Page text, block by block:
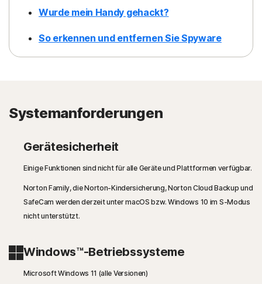
Wurde mein Handy gehackt?
So erkennen und entfernen Sie Spyware
Systemanforderungen
Gerätesicherheit
Einige Funktionen sind nicht für alle Geräte und Plattformen verfügbar.
Norton Family, die Norton-Kindersicherung, Norton Cloud Backup und
SafeCam werden derzeit unter macOS bzw. Windows 10 im S-Modus
nicht unterstützt.
Windows™-Betriebssysteme
Microsoft Windows 11 (alle Versionen)